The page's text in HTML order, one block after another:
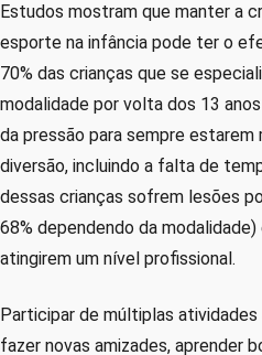
Estudos mostram que manter a
esporte na infância pode ter o
70% das crianças que se
modalidade por volta dos 13
da pressão para sempre
diversão, incluindo a falta de
dessas crianças sofrem lesões
68% dependendo da
atingirem um nível profissional.
Participar de múltiplas
fazer novas amizades, aprender